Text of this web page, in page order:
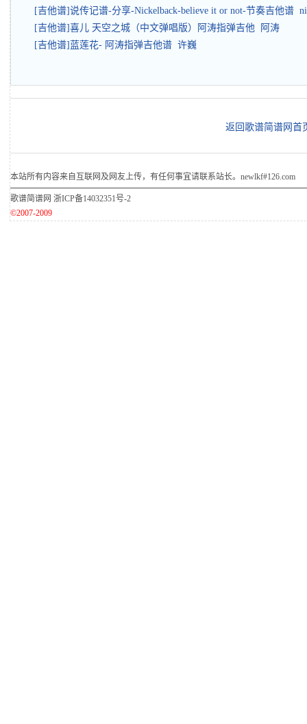
[吉他谱]说传记谱-分享-Nickelback-believe it or not-节奏吉他谱
[吉他谱]喜儿 天空之城（中文弹唱版）阿涛指弹吉他 阿涛
[吉他谱]蓝莲花- 阿涛指弹吉他谱 许巍
返回歌谱简谱网首
本站所有内容来自互联网及网友上传，有任何事宜请联系站长。newlkf#126.com
歌谱简谱网 浙ICP备14032351号-2
©2007-2009